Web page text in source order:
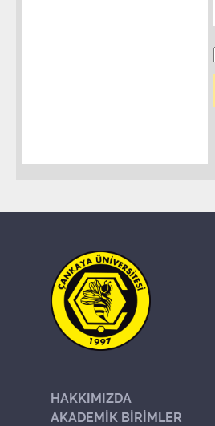
HAKKIMIZDA
AKADEMİK BİRİMLER